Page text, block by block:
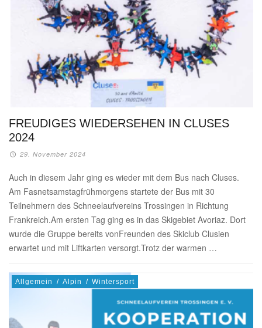
FREUDIGES WIEDERSEHEN IN CLUSES
2024
29. November 2024
Auch in diesem Jahr ging es wieder mit dem Bus nach Cluses.
Am Fasnetsamstagfrühmorgens startete der Bus mit 30
Teilnehmern des Schneelaufvereins Trossingen in Richtung
Frankreich.Am ersten Tag ging es in das Skigebiet Avoriaz. Dort
wurde die Gruppe bereits vonFreunden des Skiclub Clusien
erwartet und mit Liftkarten versorgt.Trotz der warmen …
Allgemein / Alpin / Wintersport